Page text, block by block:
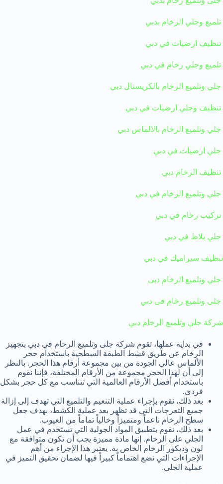
تلميع وجلي الرخام بدبي
تنظيف ارضيات في دبي
تلميع وجلي رخام في دبي
جلي وتلميع الرخام بالكريستال دبي
تنظيف وجلي ارضيات في دبي
جلي وتلميع الرخام بالالماس دبي
جلي ارضيات في دبي
تنظيف الرخام دبي
جلي وتلميع الرخام في دبي
تركيب رخام في دبي
جلي بلاط في دبي
تنظيف سيراميك في دبي
جلي وتلميع الرخام دبي
جلى وتلميع رخام فى دبي
شركة جلي وتلميع الرخام دبي
في بداية عملها، تقوم شركة جلى وتلميع الرخام في دبي بتجهيز
الرخام عن طريق قشط الطبقة السطحية باستخدام حجر
الألماس عالي الجودة من بين مجموعة أرقام هذا الحجر. بالنظر
إلى أن لهذا الحجر مجموعة من الأرقام المختلفة، فإننا نقوم
باستخدام أفضل الأرقام العالمية التي تتناسب مع كل حجر بشكل
فردي.
بعد ذلك، نقوم بإجراء عملية التنعيم والتلميع التي تهدف إلى إزالة
جميع التعرجات التي قد تظهر بعد عملية الكشط، بهدف جعل
سطح الرخام ناعماً ومتميزاً وخالياً تماماً من العيوب.
بعد ذلك، نقوم بتطبيق المواد الجولية التي تستخدم في عمل
الجلي على الرخام. إنها مادة مميزة يجب أن تكون متوافقة مع
لون وديكور الرخام الخاص به. يعتبر هذا الإجراء من أهم
الإجراءات التي نضع اهتماماً كبيراً فيها لضمان تحقيق التميز في
عملية الجلي.